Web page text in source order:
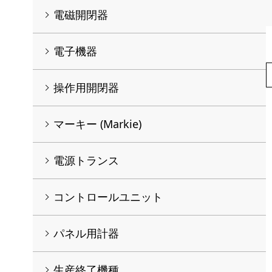
電磁開閉器
電子機器
操作用開閉器
マーキー (Markie)
電源トランス
コントロールユニット
パネル用計器